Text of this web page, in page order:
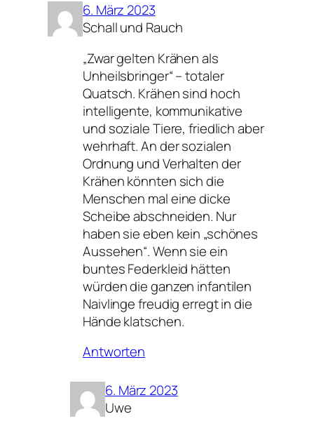
6. März 2023
Schall und Rauch
„Zwar gelten Krähen als
Unheilsbringer“ – totaler
Quatsch. Krähen sind hoch
intelligente, kommunikative
und soziale Tiere, friedlich aber
wehrhaft. An der sozialen
Ordnung und Verhalten der
Krähen könnten sich die
Menschen mal eine dicke
Scheibe abschneiden. Nur
haben sie eben kein „schönes
Aussehen“. Wenn sie ein
buntes Federkleid hätten
würden die ganzen infantilen
Naivlinge freudig erregt in die
Hände klatschen.
Antworten
6. März 2023
Uwe